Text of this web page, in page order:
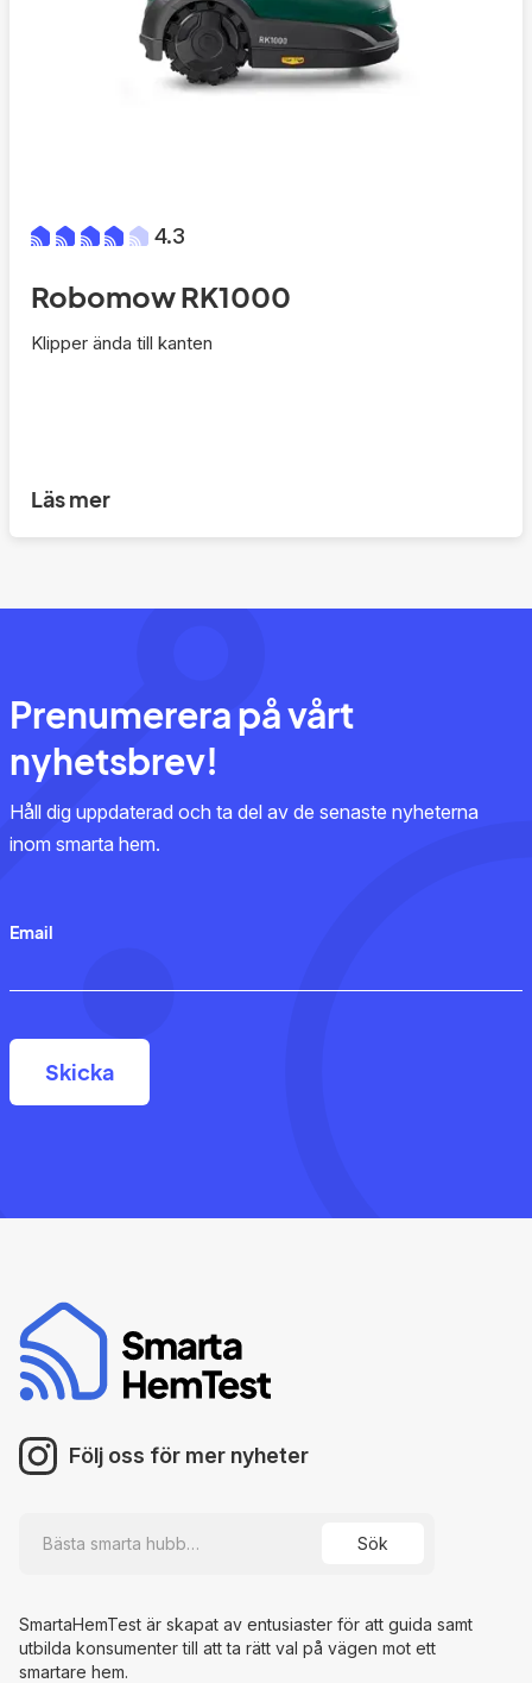
4.3
Robomow RK1000
Klipper ända till kanten
Läs mer
Prenumerera på vårt
nyhetsbrev!
Håll dig uppdaterad och ta del av de senaste nyheterna
inom smarta hem.
Email
Följ oss för mer nyheter
SmartaHemTest är skapat av entusiaster för att guida samt
utbilda konsumenter till att ta rätt val på vägen mot ett
smartare hem.